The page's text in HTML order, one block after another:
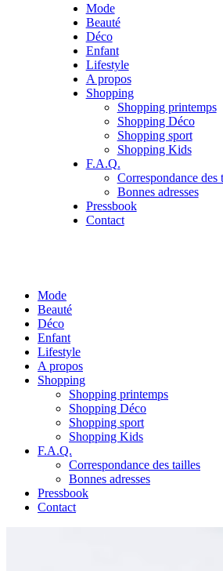
Mode
Beauté
Déco
Enfant
Lifestyle
A propos
Shopping
Shopping printemps
Shopping Déco
Shopping sport
Shopping Kids
F.A.Q.
Correspondance des
Bonnes adresses
Pressbook
Contact
Mode
Beauté
Déco
Enfant
Lifestyle
A propos
Shopping
Shopping printemps
Shopping Déco
Shopping sport
Shopping Kids
F.A.Q.
Correspondance des tailles
Bonnes adresses
Pressbook
Contact